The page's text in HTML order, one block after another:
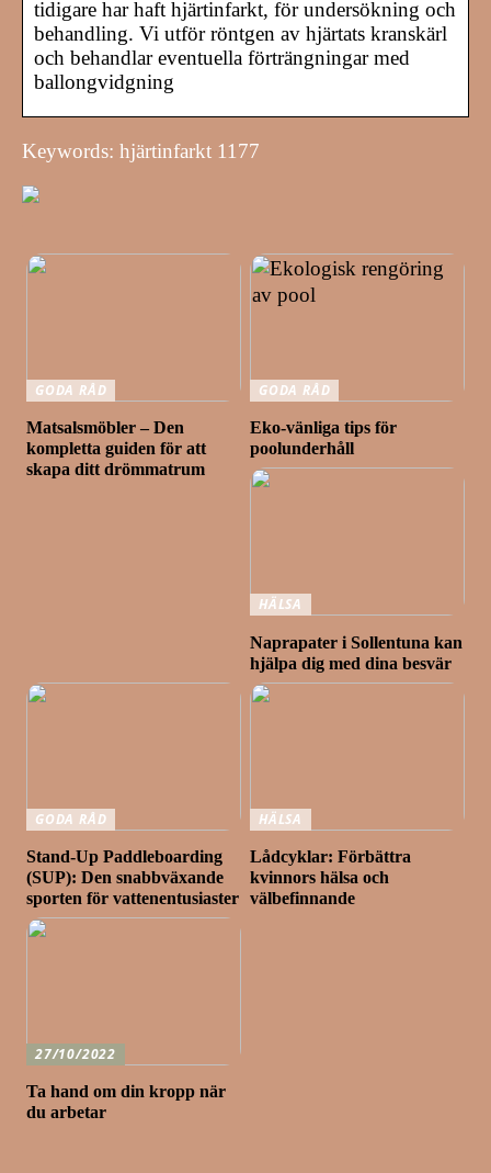
tidigare har haft hjärtinfarkt, för undersökning och
behandling. Vi utför röntgen av hjärtats kranskärl
och behandlar eventuella förträngningar med
ballongvidgning
Keywords: hjärtinfarkt 1177
GODA RÅD
Matsalsmöbler – Den
kompletta guiden för att
skapa ditt drömmatrum
GODA RÅD
Eko-vänliga tips för
poolunderhåll
HÄLSA
Naprapater i Sollentuna kan
hjälpa dig med dina besvär
GODA RÅD
Stand-Up Paddleboarding
(SUP): Den snabbväxande
sporten för vattenentusiaster
HÄLSA
Lådcyklar: Förbättra
kvinnors hälsa och
välbefinnande
27/10/2022
Ta hand om din kropp när
du arbetar